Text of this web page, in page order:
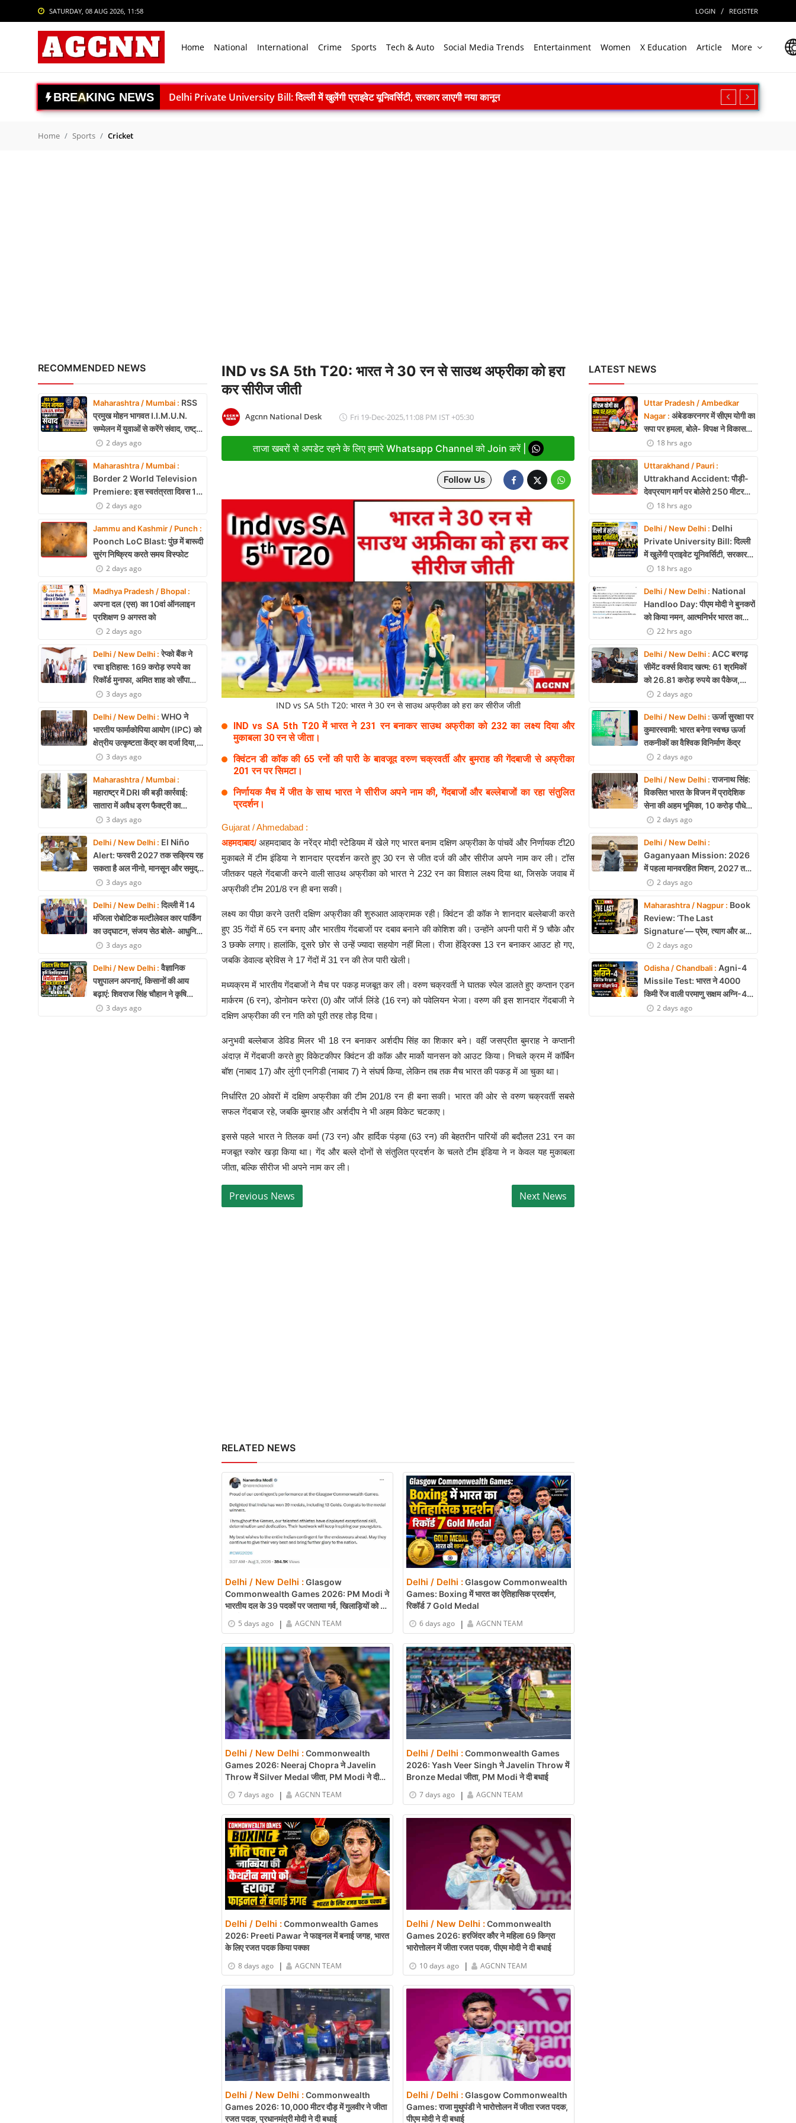
SATURDAY, 08 AUG 2026, 11:58 LOGIN / REGISTER
Home National International Crime Sports Tech & Auto Social Media Trends Entertainment Women X Education Article More
Login Register
National
International
Business
Relationship
Education
Defence & Security
Environment
Literature
History Speaks
Contact Us
BREAKING NEWS
Delhi Private University Bill: दिल्ली में खुलेंगी प्राइवेट यूनिवर्सिटी, सरकार लाएगी नया कानून
National Handloo Day: पीएम मोदी ने बुनकरों को किया नमन, आत्मनिर्भर भारत का बताया मजबूत आधार
Home Sports Cricket
RECOMMENDED NEWS
Maharashtra / Mumbai : RSS
प्रमुख मोहन भागवत I.I.M.U.N.
सम्मेलन में युवाओं से करेंगे संवाद, राष्ट्र
निर्माण और नेतृत्व पर रखेंगे विचार
2 days ago
Maharashtra / Mumbai :
Border 2 World Television
Premiere: इस स्वतंत्रता दिवस 15
अगस्त को शाम 7:30 बजे सिर्फ Zee
2 days ago
Jammu and Kashmir / Punch :
Poonch LoC Blast: पुंछ में बारूदी
सुरंग निष्क्रिय करते समय विस्फोट
2 days ago
Madhya Pradesh / Bhopal :
अपना दल (एस) का 10वां ऑनलाइन
प्रशिक्षण 9 अगस्त को
2 days ago
Delhi / New Delhi :रेप्को बैंक ने
रचा इतिहास: 169 करोड़ रुपये का
रिकॉर्ड मुनाफा, अमित शाह को सौंपा
22.90 करोड़ का लाभांश
3 days ago
Delhi / New Delhi : WHO ने
भारतीय फार्माकोपिया आयोग (IPC) को
क्षेत्रीय उत्कृष्टता केंद्र का दर्जा दिया,
दक्षिण-पूर्व एशिया में भारत की बड़ी
3 days ago
Maharashtra / Mumbai :
महाराष्ट्र में DRI की बड़ी कार्रवाई:
सातारा में अवैध ड्रग फैक्ट्री का
भंडाफोड़, अल्प्राजोलम और डायजेपाम
3 days ago
Delhi / New Delhi : El Niño
Alert: फरवरी 2027 तक सक्रिय रह
सकता है अल नीनो, मानसून और समुद्री
पारिस्थितिकी पर असर की आशंका
3 days ago
Delhi / New Delhi :दिल्ली में 14
मंजिला रोबोटिक मल्टीलेवल कार पार्किंग
का उद्घाटन, संजय सेठ बोले- आधुनिक
तकनीक से मिलेगी बड़ी राहत
3 days ago
Delhi / New Delhi :वैज्ञानिक
पशुपालन अपनाएं, किसानों की आय
बढ़ाएं: शिवराज सिंह चौहान ने कृषि
विश्वविद्यालयों से नियमित प्रशिक्षण का
3 days ago
IND vs SA 5th T20: भारत ने 30 रन से साउथ अफ्रीका को हरा
कर सीरीज जीती
Agcnn National Desk Fri 19-Dec-2025,11:08 PM IST +05:30
ताजा खबरों से अपडेट रहने के लिए हमारे Whatsapp Channel को Join करें |
Follow Us
IND vs SA 5th T20: भारत ने 30 रन से साउथ अफ्रीका को हरा कर सीरीज जीती
IND vs SA 5th T20 में भारत ने 231 रन बनाकर साउथ अफ्रीका को 232 का लक्ष्य दिया और
मुकाबला 30 रन से जीता।
क्विंटन डी कॉक की 65 रनों की पारी के बावजूद वरुण चक्रवर्ती और बुमराह की गेंदबाजी से अफ्रीका
201 रन पर सिमटा।
निर्णायक मैच में जीत के साथ भारत ने सीरीज अपने नाम की, गेंदबाजों और बल्लेबाजों का रहा संतुलित
प्रदर्शन।
Gujarat / Ahmedabad :
अहमदाबाद/ अहमदाबाद के नरेंद्र मोदी स्टेडियम में खेले गए भारत बनाम दक्षिण अफ्रीका के पांचवें और निर्णायक टी20
मुकाबले में टीम इंडिया ने शानदार प्रदर्शन करते हुए 30 रन से जीत दर्ज की और सीरीज अपने नाम कर ली। टॉस
जीतकर पहले गेंदबाजी करने वाली साउथ अफ्रीका को भारत ने 232 रन का विशाल लक्ष्य दिया था, जिसके जवाब में
अफ्रीकी टीम 201/8 रन ही बना सकी।
लक्ष्य का पीछा करने उतरी दक्षिण अफ्रीका की शुरुआत आक्रामक रही। क्विंटन डी कॉक ने शानदार बल्लेबाजी करते
हुए 35 गेंदों में 65 रन बनाए और भारतीय गेंदबाजों पर दबाव बनाने की कोशिश की। उन्होंने अपनी पारी में 9 चौके और
3 छक्के लगाए। हालांकि, दूसरे छोर से उन्हें ज्यादा सहयोग नहीं मिला। रीजा हेंड्रिक्स 13 रन बनाकर आउट हो गए,
जबकि डेवाल्ड ब्रेविस ने 17 गेंदों में 31 रन की तेज पारी खेली।
मध्यक्रम में भारतीय गेंदबाजों ने मैच पर पकड़ मजबूत कर ली। वरुण चक्रवर्ती ने घातक स्पेल डालते हुए कप्तान एडन
मार्करम (6 रन), डोनोवन फरेरा (0) और जॉर्ज लिंडे (16 रन) को पवेलियन भेजा। वरुण की इस शानदार गेंदबाजी ने
दक्षिण अफ्रीका की रन गति को पूरी तरह तोड़ दिया।
अनुभवी बल्लेबाज डेविड मिलर भी 18 रन बनाकर अर्शदीप सिंह का शिकार बने। वहीं जसप्रीत बुमराह ने कप्तानी
अंदाज़ में गेंदबाजी करते हुए विकेटकीपर क्विंटन डी कॉक और मार्को यानसन को आउट किया। निचले क्रम में कॉर्बिन
बॉश (नाबाद 17) और लुंगी एनगिडी (नाबाद 7) ने संघर्ष किया, लेकिन तब तक मैच भारत की पकड़ में आ चुका था।
निर्धारित 20 ओवरों में दक्षिण अफ्रीका की टीम 201/8 रन ही बना सकी। भारत की ओर से वरुण चक्रवर्ती सबसे
सफल गेंदबाज रहे, जबकि बुमराह और अर्शदीप ने भी अहम विकेट चटकाए।
इससे पहले भारत ने तिलक वर्मा (73 रन) और हार्दिक पंड्या (63 रन) की बेहतरीन पारियों की बदौलत 231 रन का
मजबूत स्कोर खड़ा किया था। गेंद और बल्ले दोनों से संतुलित प्रदर्शन के चलते टीम इंडिया ने न केवल यह मुकाबला
जीता, बल्कि सीरीज भी अपने नाम कर ली।
RELATED NEWS
Delhi / New Delhi :Glasgow
Commonwealth Games 2026: PM Modi ने
भारतीय दल के 39 पदकों पर जताया गर्व, खिलाड़ियों को दी
5 days ago | AGCNN TEAM
Delhi / Delhi :Glasgow Commonwealth
Games: Boxing में भारत का ऐतिहासिक प्रदर्शन,
रिकॉर्ड 7 Gold Medal
6 days ago
| AGCNN TEAM
Delhi / New Delhi :Commonwealth
Games 2026: Neeraj Chopra ने Javelin
Throw में Silver Medal जीता, PM Modi ने दी
7 days ago | AGCNN TEAM
Delhi / Delhi :Commonwealth Games
2026: Yash Veer Singh ने Javelin Throw में
Bronze Medal जीता, PM Modi ने दी बधाई
7 days ago
| AGCNN TEAM
Delhi / Delhi :Commonwealth Games
2026: Preeti Pawar ने फाइनल में बनाई जगह, भारत
के लिए रजत पदक किया पक्का
8 days ago
| AGCNN TEAM
Delhi / New Delhi :Commonwealth
Games 2026: हरजिंदर कौर ने महिला 69 किग्रा
भारोत्तोलन में जीता रजत पदक, पीएम मोदी ने दी बधाई
10 days ago
| AGCNN TEAM
Delhi / New Delhi :Commonwealth
Games 2026: 10,000 मीटर दौड़ में गुलवीर ने जीता
रजत पदक, प्रधानमंत्री मोदी ने दी बधाई
Delhi / Delhi :Glasgow Commonwealth
Games: राजा मुथुपंडी ने भारोत्तोलन में जीता रजत पदक,
पीएम मोदी ने दी बधाई
LATEST NEWS
Uttar Pradesh / Ambedkar
Nagar : अंबेडकरनगर में सीएम योगी का
सपा पर हमला, बोले- विपक्ष ने विकास
और अनुपूरक बजट पर रोकी चर्चा
18 hrs ago
Uttarakhand / Pauri :
Uttrakhand Accident: पौड़ी-
देवप्रयाग मार्ग पर बोलेरो 250 मीटर
खाई में गिरी, 5 लोगों की मौत
18 hrs ago
Delhi / New Delhi : Delhi
Private University Bill: दिल्ली
में खुलेंगी प्राइवेट यूनिवर्सिटी, सरकार
लाएगी नया कानून
18 hrs ago
Delhi / New Delhi : National
Handloo Day: पीएम मोदी ने बुनकरों
को किया नमन, आत्मनिर्भर भारत का
बताया मजबूत आधार
22 hrs ago
Delhi / New Delhi : ACC बरगढ़
सीमेंट वर्क्स विवाद खत्म: 61 श्रमिकों
को 26.81 करोड़ रुपये का पैकेज,
समझौते पर मुहर
2 days ago
Delhi / New Delhi :ऊर्जा सुरक्षा पर
कुमारस्वामी: भारत बनेगा स्वच्छ ऊर्जा
तकनीकों का वैश्विक विनिर्माण केंद्र
2 days ago
Delhi / New Delhi :राजनाथ सिंह:
विकसित भारत के विजन में प्रादेशिक
सेना की अहम भूमिका, 10 करोड़ पौधे
लगाने का रिकॉर्ड
2 days ago
Delhi / New Delhi :
Gaganyaan Mission: 2026
में पहला मानवरहित मिशन, 2027 तक
अंतरिक्ष में जाएगा पहला भारतीय दल
2 days ago
Maharashtra / Nagpur : Book
Review: ‘The Last
Signature’— प्रेम, त्याग और अधूरी
मोहब्बत की भावनात्मक कहानी
2 days ago
Odisha / Chandbali : Agni-4
Missile Test: भारत ने 4000
किमी रेंज वाली परमाणु सक्षम अग्नि-4
बैलिस्टिक मिसाइल का सफल परीक्षण,
2 days ago